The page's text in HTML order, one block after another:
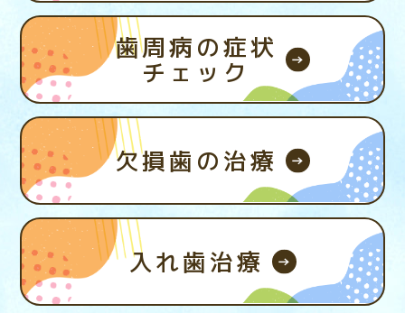
歯周病の症状
チェック
欠損歯の治療
入れ歯治療